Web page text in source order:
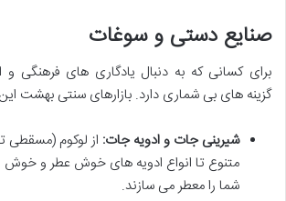
صنایع دستی و سوغات
برای کسانی که به دنبال یادگاری های فرهنگی و
گزینه های بی شماری دارد. بازارهای سنتی بهشت
شیرینی جات و ادویه جات: از لوکوم (مسقطی
متنوع تا انواع ادویه های خوش عطر و خوش
شما را معطر می سازند.